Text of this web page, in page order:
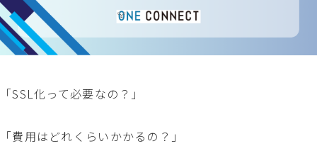
「SSL化って必要なの？」
「費用はどれくらいかかるの？」